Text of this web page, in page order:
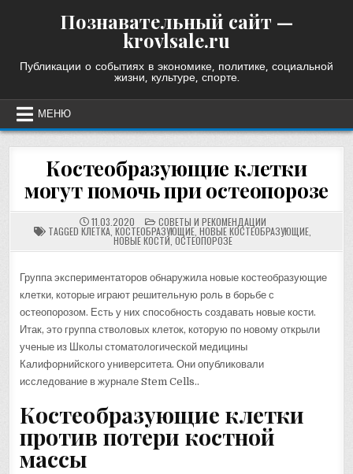
Познавательный сайт —
krovlsale.ru
Публикации о событиях в экономике, политике, социальной
жизни, культуре, спорте.
МЕНЮ
Костеобразующие клетки
могут помочь при остеопорозе
11.03.2020 POSTED
IN
СОВЕТЫ И РЕКОМЕНДАЦИИ
TAGGED КЛЕТКА КОСТЕОБРАЗУЮЩИЕ НОВЫЕ КОСТЕОБРАЗУЮЩИЕ
НОВЫЕ КОСТИ ОСТЕОПОРОЗЕ
Группа экспериментаторов обнаружила новые костеобразующие
клетки, которые играют решительную роль в борьбе с
остеопорозом. Есть у них способность создавать новые кости.
Итак, это группа стволовых клеток, которую по новому открыли
ученые из Школы стоматологической медицины
Калифорнийского университета. Они опубликовали
исследование в журнале Stem Cells..
Костеобразующие клетки
против потери костной
массы